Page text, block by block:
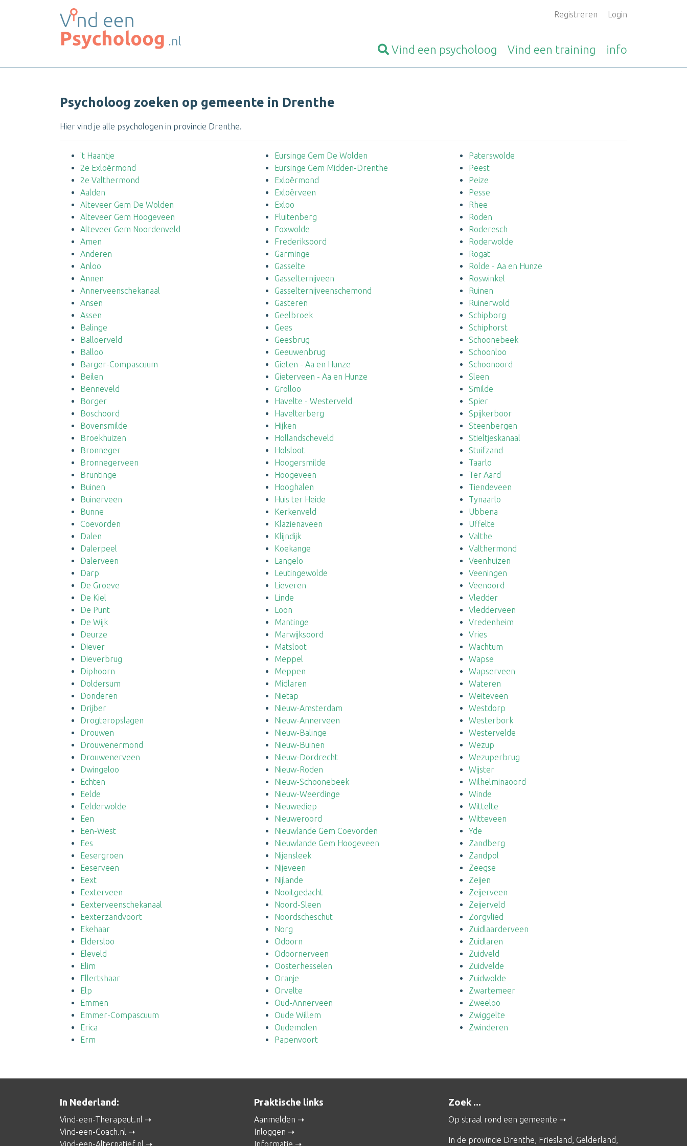
Registreren Login
Vind een psycholoog Vind een training info
Psycholoog zoeken op gemeente in Drenthe
Hier vind je alle psychologen in provincie Drenthe.
't Haantje
2e Exloërmond
2e Valthermond
Aalden
Alteveer Gem De Wolden
Alteveer Gem Hoogeveen
Alteveer Gem Noordenveld
Amen
Anderen
Anloo
Annen
Annerveenschekanaal
Ansen
Assen
Balinge
Balloerveld
Balloo
Barger-Compascuum
Beilen
Benneveld
Borger
Boschoord
Bovensmilde
Broekhuizen
Bronneger
Bronnegerveen
Bruntinge
Buinen
Buinerveen
Bunne
Coevorden
Dalen
Dalerpeel
Dalerveen
Darp
De Groeve
De Kiel
De Punt
De Wijk
Deurze
Diever
Dieverbrug
Diphoorn
Doldersum
Donderen
Drijber
Drogteropslagen
Drouwen
Drouwenermond
Drouwenerveen
Dwingeloo
Echten
Eelde
Eelderwolde
Een
Een-West
Ees
Eesergroen
Eeserveen
Eext
Eexterveen
Eexterveenschekanaal
Eexterzandvoort
Ekehaar
Eldersloo
Eleveld
Elim
Ellertshaar
Elp
Emmen
Emmer-Compascuum
Erica
Erm
Eursinge Gem De Wolden
Eursinge Gem Midden-Drenthe
Exloërmond
Exloërveen
Exloo
Fluitenberg
Foxwolde
Frederiksoord
Garminge
Gasselte
Gasselternijveen
Gasselternijveenschemond
Gasteren
Geelbroek
Gees
Geesbrug
Geeuwenbrug
Gieten - Aa en Hunze
Gieterveen - Aa en Hunze
Grolloo
Havelte - Westerveld
Havelterberg
Hijken
Hollandscheveld
Holsloot
Hoogersmilde
Hoogeveen
Hooghalen
Huis ter Heide
Kerkenveld
Klazienaveen
Klijndijk
Koekange
Langelo
Leutingewolde
Lieveren
Linde
Loon
Mantinge
Marwijksoord
Matsloot
Meppel
Meppen
Midlaren
Nietap
Nieuw-Amsterdam
Nieuw-Annerveen
Nieuw-Balinge
Nieuw-Buinen
Nieuw-Dordrecht
Nieuw-Roden
Nieuw-Schoonebeek
Nieuw-Weerdinge
Nieuwediep
Nieuweroord
Nieuwlande Gem Coevorden
Nieuwlande Gem Hoogeveen
Nijensleek
Nijeveen
Nijlande
Nooitgedacht
Noord-Sleen
Noordscheschut
Norg
Odoorn
Odoornerveen
Oosterhesselen
Oranje
Orvelte
Oud-Annerveen
Oude Willem
Oudemolen
Papenvoort
Paterswolde
Peest
Peize
Pesse
Rhee
Roden
Roderesch
Roderwolde
Rogat
Rolde - Aa en Hunze
Roswinkel
Ruinen
Ruinerwold
Schipborg
Schiphorst
Schoonebeek
Schoonloo
Schoonoord
Sleen
Smilde
Spier
Spijkerboor
Steenbergen
Stieltjeskanaal
Stuifzand
Taarlo
Ter Aard
Tiendeveen
Tynaarlo
Ubbena
Uffelte
Valthe
Valthermond
Veenhuizen
Veeningen
Veenoord
Vledder
Vledderveen
Vredenheim
Vries
Wachtum
Wapse
Wapserveen
Wateren
Weiteveen
Westdorp
Westerbork
Westervelde
Wezup
Wezuperbrug
Wijster
Wilhelminaoord
Winde
Wittelte
Witteveen
Yde
Zandberg
Zandpol
Zeegse
Zeijen
Zeijerveen
Zeijerveld
Zorgvlied
Zuidlaarderveen
Zuidlaren
Zuidveld
Zuidvelde
Zuidwolde
Zwartemeer
Zweeloo
Zwiggelte
Zwinderen
In Nederland:
Vind-een-Therapeut.nl
Vind-een-Coach.nl
Vind-een-Alternatief.nl
Praktische links
Aanmelden
Inloggen
Informatie
Zoek ...
Op straal rond een gemeente
In de provincie Drenthe, Friesland, Gelderland,